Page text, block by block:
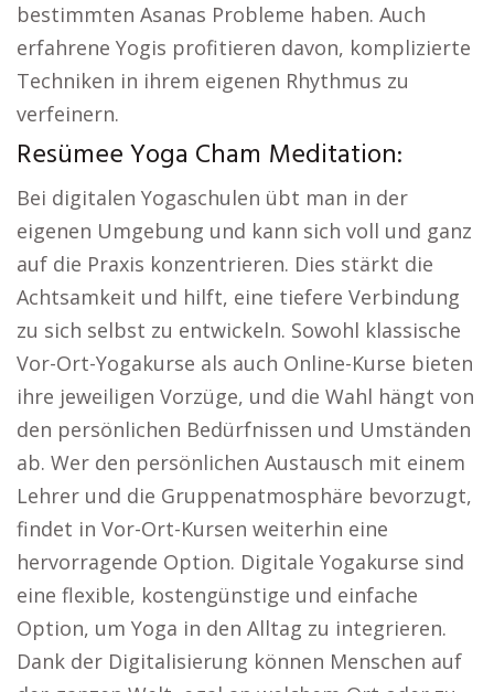
bestimmten Asanas Probleme haben. Auch
erfahrene Yogis profitieren davon, komplizierte
Techniken in ihrem eigenen Rhythmus zu
verfeinern.
Resümee Yoga Cham Meditation:
Bei digitalen Yogaschulen übt man in der
eigenen Umgebung und kann sich voll und ganz
auf die Praxis konzentrieren. Dies stärkt die
Achtsamkeit und hilft, eine tiefere Verbindung
zu sich selbst zu entwickeln. Sowohl klassische
Vor-Ort-Yogakurse als auch Online-Kurse bieten
ihre jeweiligen Vorzüge, und die Wahl hängt von
den persönlichen Bedürfnissen und Umständen
ab. Wer den persönlichen Austausch mit einem
Lehrer und die Gruppenatmosphäre bevorzugt,
findet in Vor-Ort-Kursen weiterhin eine
hervorragende Option. Digitale Yogakurse sind
eine flexible, kostengünstige und einfache
Option, um Yoga in den Alltag zu integrieren.
Dank der Digitalisierung können Menschen auf